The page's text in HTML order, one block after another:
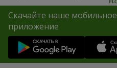
Скачайте наше мобильное
приложение